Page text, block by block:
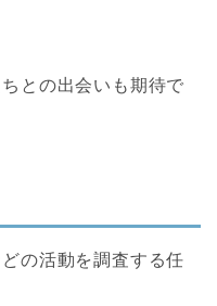
との出会いも期待で
の活動を調査する任